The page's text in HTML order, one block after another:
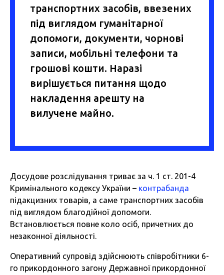
транспортних засобів, ввезених
під виглядом гуманітарної
допомоги, документи, чорнові
записи, мобільні телефони та
грошові кошти. Наразі
вирішується питання щодо
накладення арешту на
вилучене майно.
Досудове розслідування триває за ч. 1 ст. 201-4
Кримінального кодексу України – контрабанда
підакцизних товарів, а саме транспортних засобів
під виглядом благодійної допомоги.
Встановлюється повне коло осіб, причетних до
незаконної діяльності.
Оперативний супровід здійснюють співробітники 6-
го прикордонного загону Державної прикордонної